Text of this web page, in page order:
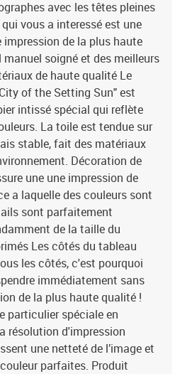
la large gamme de motifs satisfera
entre autres des natures
tableaux modernes pour le salon, des
de tableaux d’artistes
des tableaux déco industrielle et
est une décoration qui attire les
de la pièce dans laquelle il se trouve.
trouverez de grands tableaux pour le
pour les bureaux, des tableaux
à coucher, des tableaux qui
qui créent une ambiance unique, des
d’enfant, etc. Le tableau peut
dans des endroits moins évidents
bains ou le couloir. Indépendamment
tableau mural lui donnera un
ambiance cosy pour tous les
est aussi un cadeau original pour
anniversaires,le mariage comme
pendaisons de crémaillère,Noël,la
tableau "Tableau - City of the Setting
et celles de vos proches !
avec les têtes pleines
vous a interessé est une
impression de la plus haute
manuel soigné et des meilleurs
de haute qualité Le
of the Setting Sun" est
intissé spécial qui reflète
La toile est tendue sur
stable, fait des matériaux
Décoration de
une une impression de
a laquelle des couleurs sont
sont parfaitement
de la taille du
Les côtés du tableau
les côtés, c'est pourquoi
immédiatement sans
de la plus haute qualité !
particulier spéciale en
résolution d'impression
une netteté de l’image et
parfaites. Produit